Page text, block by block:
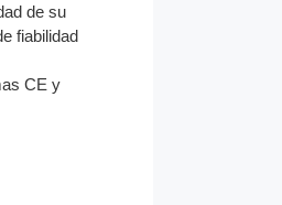
de su
fiabilidad
CE y